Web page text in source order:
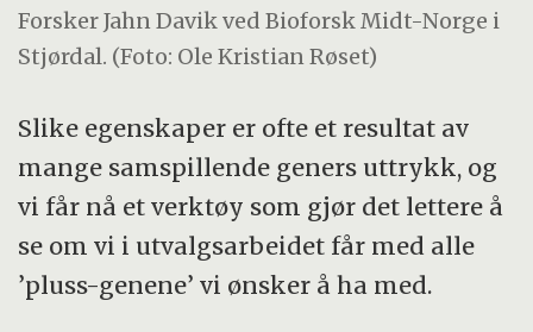
Forsker Jahn Davik ved Bioforsk Midt-Norge i
Stjørdal. (Foto: Ole Kristian Røset)
Slike egenskaper er ofte et resultat av
mange samspillende geners uttrykk, og
vi får nå et verktøy som gjør det lettere å
se om vi i utvalgsarbeidet får med alle
’pluss-genene’ vi ønsker å ha med.